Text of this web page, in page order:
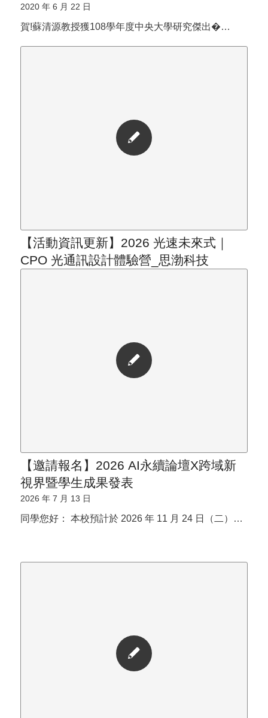
2020 年 6 月 22 日
賀!蘇清源教授獲108學年度中央大學研究傑出�…
【活動資訊更新】2026 光速未來式｜
CPO 光通訊設計體驗營_思渤科技
【邀請報名】2026 AI永續論壇X跨域新
視界暨學生成果發表
2026 年 7 月 13 日
同學您好： 本校預計於 2026 年 11 月 24 日（二）…